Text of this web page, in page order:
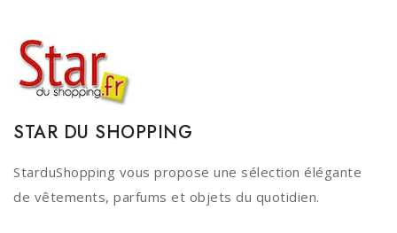
STAR DU SHOPPING
StarduShopping vous propose une sélection élégante
de vêtements, parfums et objets du quotidien.